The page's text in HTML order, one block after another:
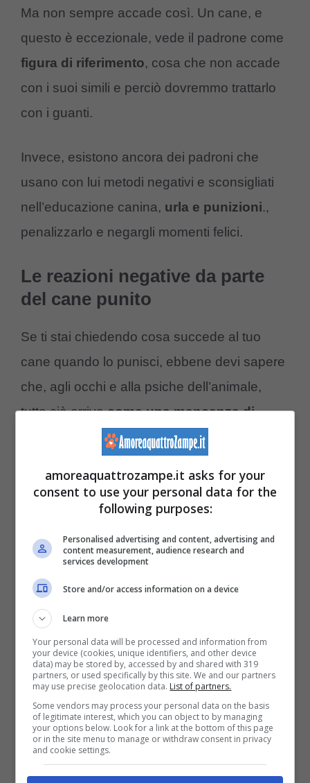
Ma non sempre accade così. Un cane, e
questo è eccezionale, vede il padrone come
figura di riferimento, cosa che non accade
con i suoi simili e perciò dovremmo trattarlo
con i guanti.
Invece, esistono ancora dei padroni che
usano con lui metodi negativi e sconsigliati
nell’educazione canina, urla e punizioni.,
penalizzarlo e negargli momenti felici.
Le reazioni negative da parte
del cane punito
Se ti stai chiedendo cosa succede al tuo
cane quando lo punisci, ebbene devi sapere
che, agli occhi e alla psiche dell’animale,
tutto ciò arrivacome una mancanza di
Il peloso non può distinguere i pensieri e le
intenzioni come facciamo noi umani,
passaggi. Lui assimila tutto ene viene
influenzato
Non potendo Fido comprendere bene le
motivazioni che scatenano un
comportamento aggressivo e negativo nel
suo padrone, certi metodiinnescano
insicurezza e disagio (nonché paura).
amoreaquattrozampe.it asks for your
consent to use your personal data for the
following purposes:
Personalised advertising and content, advertising and
content measurement, audience research and
services development
Store and/or access information on a device
Learn more
Your personal data will be processed and information from
your device (cookies, unique identifiers, and other device
data) may be stored by, accessed by and shared with 319
partners, or used specifically by this site. We and our partners
may use precise geolocation data. List of partners.
Some vendors may process your personal data on the basis
of legitimate interest, which you can object to by managing
your options below. Look for a link at the bottom of this page
or in the site menu to manage or withdraw consent in privacy
and cookie settings.